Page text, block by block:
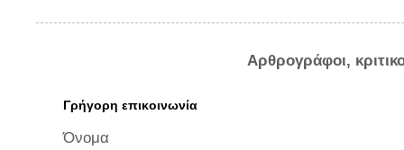
Αρθρογράφοι,
Γρήγορη επικοινωνία
Όνομα